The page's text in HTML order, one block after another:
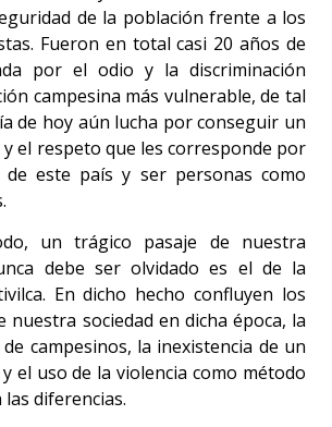
de la población frente a los
Fueron en total casi 20 años de
por el odio y la discriminación
campesina más vulnerable, de tal
de hoy aún lucha por conseguir un
el respeto que les corresponde por
de este país y ser personas como
un trágico pasaje de nuestra
debe ser olvidado es el de la
En dicho hecho confluyen los
nuestra sociedad en dicha época, la
campesinos, la inexistencia de un
el uso de la violencia como método
diferencias.